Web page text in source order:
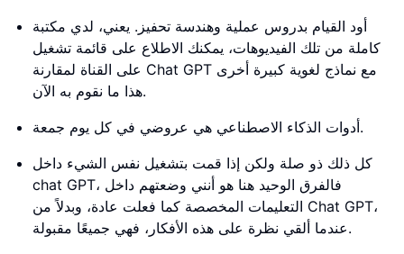
أود القيام بدروس عملية وهندسة تحفيز. يعني، لدي مكتبة
كاملة من تلك الفيديوهات، يمكنك الاطلاع على قائمة تشغيل
على القناة لمقارنة Chat GPT مع نماذج لغوية كبيرة أخرى
هذا ما نقوم به الآن.
أدوات الذكاء الاصطناعي هي عروضي في كل يوم جمعة.
كل ذلك ذو صلة ولكن إذا قمت بتشغيل نفس الشيء داخل
chat GPT، فالفرق الوحيد هنا هو أنني وضعتهم داخل
التعليمات المخصصة كما فعلت عادة، وبدلاً من Chat GPT،
عندما ألقي نظرة على هذه الأفكار، فهي جميعًا مقبولة.